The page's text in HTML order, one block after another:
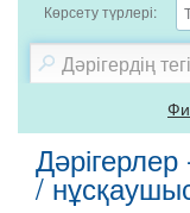
Көрсету түрлері:
/